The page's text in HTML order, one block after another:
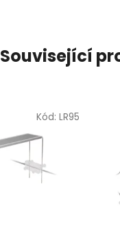
Související
Kód: LR95